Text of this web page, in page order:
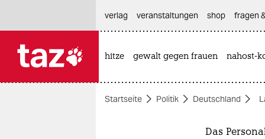
themen
verlag
veranstaltungen shop fragen
hitze gewalt gegen frauen nahost-
Startseite Politik Deutschland
Das